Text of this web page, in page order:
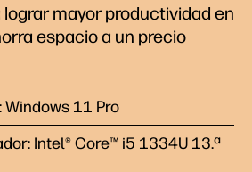
mayor productividad en
espacio a un precio
11 Pro
Intel® Core™ i5 1334U 13.ª